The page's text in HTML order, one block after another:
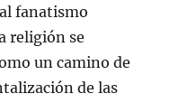
fanatismo
religión se
un camino de
de las